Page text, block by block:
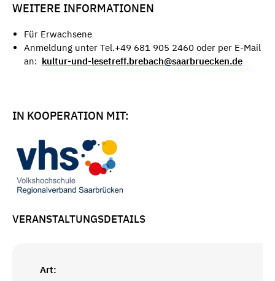
WEITERE INFORMATIONEN
Für Erwachsene
Anmeldung unter Tel.+49 681 905 2460 oder per E-Mail
an: kultur-und-lesetreff.brebach@saarbruecken.de
IN KOOPERATION MIT:
VERANSTALTUNGSDETAILS
Art: